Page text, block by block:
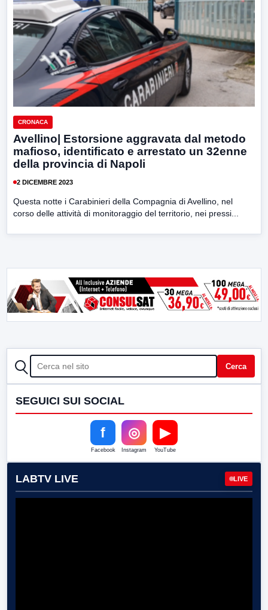
CRONACA
Avellino| Estorsione aggravata dal metodo
mafioso, identificato e arrestato un 32enne
della provincia di Napoli
2 DICEMBRE 2023
Questa notte i Carabinieri della Compagnia di Avellino, nel
corso delle attività di monitoraggio del territorio, nei pressi...
CERCA Cerca
SEGUICI SUI SOCIAL
f
Facebook
◎
Instagram
▶
YouTube
LABTV LIVE LIVE